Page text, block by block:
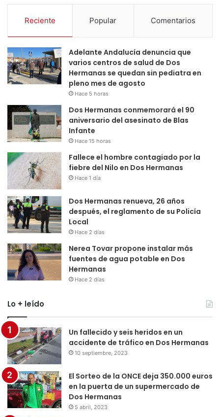
Reciente Popular Comentarios
Adelante Andalucía denuncia que
varios centros de salud de Dos
Hermanas se quedan sin pediatra en
pleno mes de agosto
Hace 5 horas
Dos Hermanas conmemorará el 90
aniversario del asesinato de Blas
Infante
Hace 15 horas
Fallece el hombre contagiado por la
fiebre del Nilo en Dos Hermanas
Hace 1 día
Dos Hermanas renueva, 26 años
después, el reglamento de su Policía
Local
Hace 2 días
Nerea Tovar propone instalar más
fuentes de agua potable en Dos
Hermanas
Hace 2 días
Lo + leído
Un fallecido y seis heridos en un
accidente de tráfico en Dos Hermanas
10 septiembre, 2023
El Sorteo de la ONCE deja 350.000 euros
en la puerta de un supermercado de
Dos Hermanas
5 abril, 2023